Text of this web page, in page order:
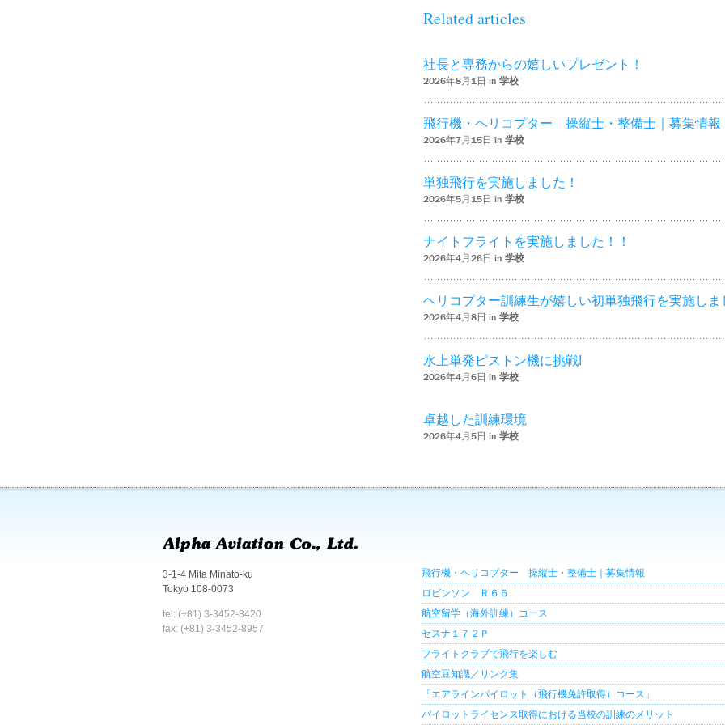
Related articles
社長と専務からの嬉しいプレゼント！
2026年8月1日 in 学校
飛行機・ヘリコプター 操縦士・整備士｜募集情報
2026年7月15日 in 学校
単独飛行を実施しました！
2026年5月15日 in 学校
ナイトフライトを実施しました！！
2026年4月26日 in 学校
ヘリコプター訓練生が嬉しい初単独飛行を実施しま
2026年4月8日 in 学校
水上単発ピストン機に挑戦!
2026年4月6日 in 学校
卓越した訓練環境
2026年4月5日 in 学校
3-1-4 Mita Minato-ku
Tokyo 108-0073
tel: (+81) 3-3452-8420
fax: (+81) 3-3452-8957
飛行機・ヘリコプター 操縦士・整備士｜募集情報
ロビンソン Ｒ６６
航空留学（海外訓練）コース
セスナ１７２Ｐ
フライトクラブで飛行を楽しむ
航空豆知識／リンク集
「エアラインパイロット（飛行機免許取得）コース」
パイロットライセンス取得における当校の訓練のメリット